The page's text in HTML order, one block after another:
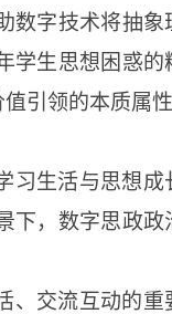
数字技术将抽象
学生思想困惑
引领的本质属性
习生活与思想成
下，数字思政
、交流互动的重